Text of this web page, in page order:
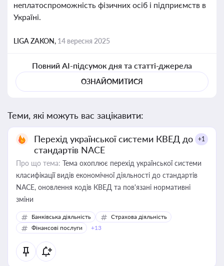
неплатоспроможність фізичних осіб і підприємств в
Україні.
LIGA ZAKON, 14 вересня 2025
Повний AI-підсумок дня та статті-джерела
ОЗНАЙОМИТИСЯ
Теми, які можуть вас зацікавити:
Перехід української системи КВЕД до
стандартів NACE
+1
Про що тема: Тема охоплює перехід української системи
класифікації видів економічної діяльності до стандартів
NACE, оновлення кодів КВЕД та пов'язані нормативні
зміни
Банківська діяльність
Страхова діяльність
Фінансові послуги
+13